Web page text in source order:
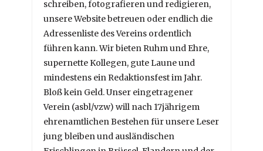
schreiben, fotografieren und redigieren,
unsere Website betreuen oder endlich die
Adressenliste des Vereins ordentlich
führen kann. Wir bieten Ruhm und Ehre,
supernette Kollegen, gute Laune und
mindestens ein Redaktionsfest im Jahr.
Bloß kein Geld. Unser eingetragener
Verein (asbl/vzw) will nach 17jährigem
ehrenamtlichen Bestehen für unsere Leser
jung bleiben und ausländischen